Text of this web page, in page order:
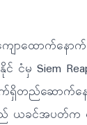
ျောထောက်နေ
င် ငံမှ Siem
င့် လက်ရှိတည်ဆော
ည် ယခင်အပတ်က